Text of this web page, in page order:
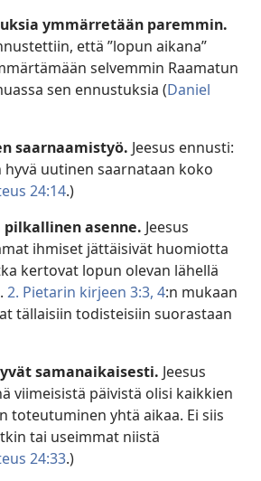
ymmärretään paremmin.
että ”lopun aikana”
selvemmin Raamatun
sen ennustuksia (Daniel
saarnaamistyö. Jeesus ennusti:
hyvä uutinen saarnataan koko
24:14.)
asenne. Jeesus
ihmiset jättäisivät huomiotta
kertovat lopun olevan lähellä
2. Pietarin kirjeen 3:3, 4:n mukaan
tällaisiin todisteisiin suorastaan
samanaikaisesti. Jeesus
viimeisistä päivistä olisi kaikkien
toteutuminen yhtä aikaa. Ei siis
tai useimmat niistä
24:33.)